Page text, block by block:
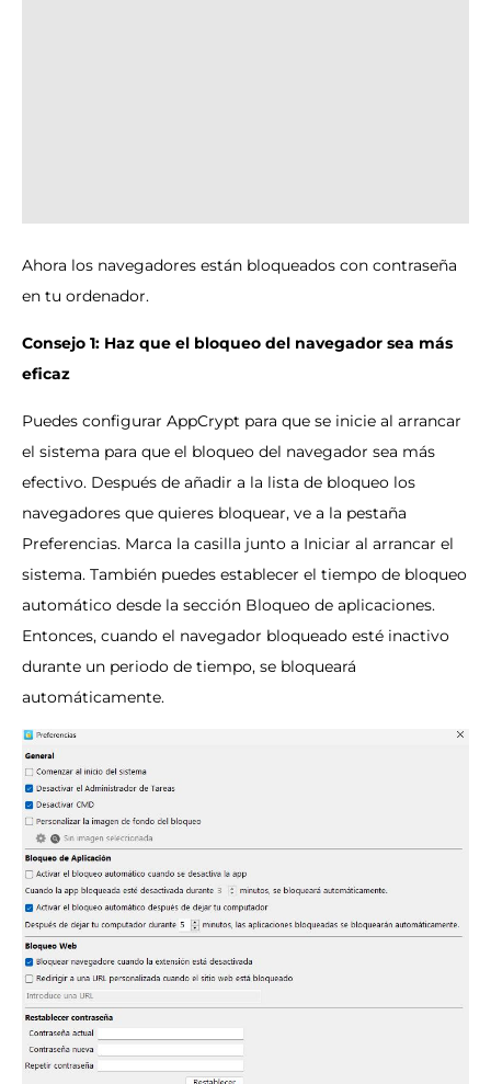
Ahora los navegadores están bloqueados con contraseña
en tu ordenador.
Consejo 1: Haz que el bloqueo del navegador sea más
eficaz
Puedes configurar AppCrypt para que se inicie al arrancar
el sistema para que el bloqueo del navegador sea más
efectivo. Después de añadir a la lista de bloqueo los
navegadores que quieres bloquear, ve a la pestaña
Preferencias. Marca la casilla junto a Iniciar al arrancar el
sistema. También puedes establecer el tiempo de bloqueo
automático desde la sección Bloqueo de aplicaciones.
Entonces, cuando el navegador bloqueado esté inactivo
durante un periodo de tiempo, se bloqueará
automáticamente.